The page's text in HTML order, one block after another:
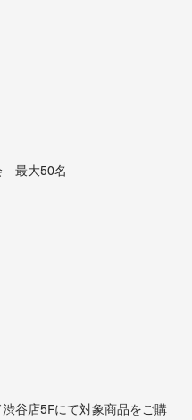
最大50名
谷店5Fにて対象商品をご購